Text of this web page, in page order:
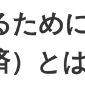
ため
）と